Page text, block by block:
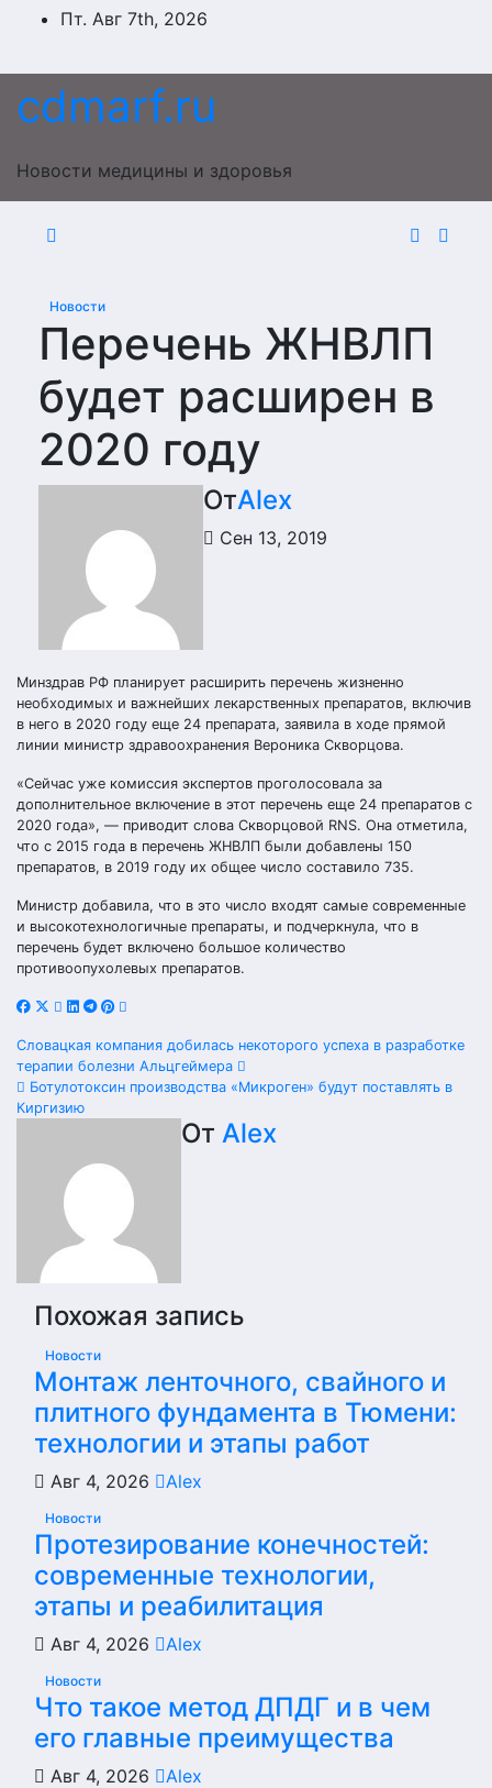
ПерейтиПт. Авг 7th, 2026
cdmarf.ru
Новости медицины и здоровья
Новости
Перечень ЖНВЛП
будет расширен в
2020 году
ОтAlex
Сен 13, 2019
Минздрав РФ планирует расширить перечень жизненно
необходимых и важнейших лекарственных препаратов, включив
в него в 2020 году еще 24 препарата, заявила в ходе прямой
линии министр здравоохранения Вероника Скворцова.
«Сейчас уже комиссия экспертов проголосовала за
дополнительное включение в этот перечень еще 24 препаратов с
2020 года», — приводит слова Скворцовой RNS. Она отметила,
что с 2015 года в перечень ЖНВЛП были добавлены 150
препаратов, в 2019 году их общее число составило 735.
Министр добавила, что в это число входят самые современные
и высокотехнологичные препараты, и подчеркнула, что в
перечень будет включено большое количество
противоопухолевых препаратов.
Навигация
по
Словацкая компания добилась некоторого успеха в разработке
терапии болезни Альцгеймера
Ботулотоксин производства «Микроген» будут поставлять в
Киргизию
От Alex
Похожая запись
Новости
Монтаж ленточного, свайного и
плитного фундамента в Тюмени:
технологии и этапы работ
Авг 4, 2026 Alex
Новости
Протезирование конечностей:
современные технологии,
этапы и реабилитация
Авг 4, 2026 Alex
Новости
Что такое метод ДПДГ и в чем
его главные преимущества
Авг 4, 2026 Alex